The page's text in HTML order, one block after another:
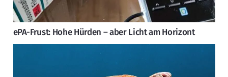
ePA-Frust: Hohe Hürden – aber Licht am Horizont